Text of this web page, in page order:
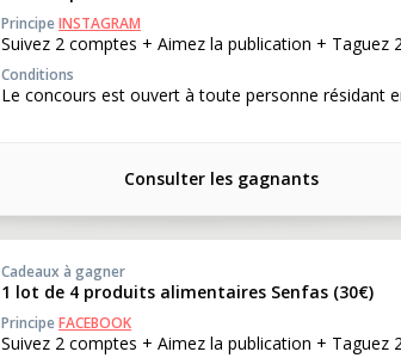
PrincipeINSTAGRAM
Suivez 2 comptes + Aimez la publication + Taguez
Conditions
Le concours est ouvert à toute personne résidant
Consulter les gagnants
Cadeaux à gagner
1 lot de 4 produits alimentaires Senfas (30€)
PrincipeFACEBOOK
Suivez 2 comptes + Aimez la publication + Taguez